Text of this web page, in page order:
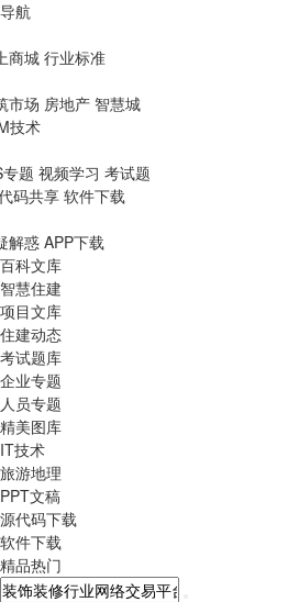
导航
商城 行业标准
市场 房地产 智慧城
技术
题 视频学习 考试题
码共享 软件下载
解惑 APP下载
百科文库
智慧住建
项目文库
住建动态
考试题库
企业专题
人员专题
精美图库
IT技术
旅游地理
PPT文稿
源代码下载
软件下载
精品热门